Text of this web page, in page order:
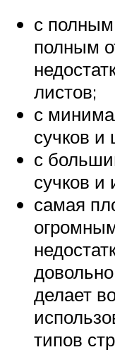
с полным
полным
листов;
с
сучков и
с
сучков и
самая
делает
типов